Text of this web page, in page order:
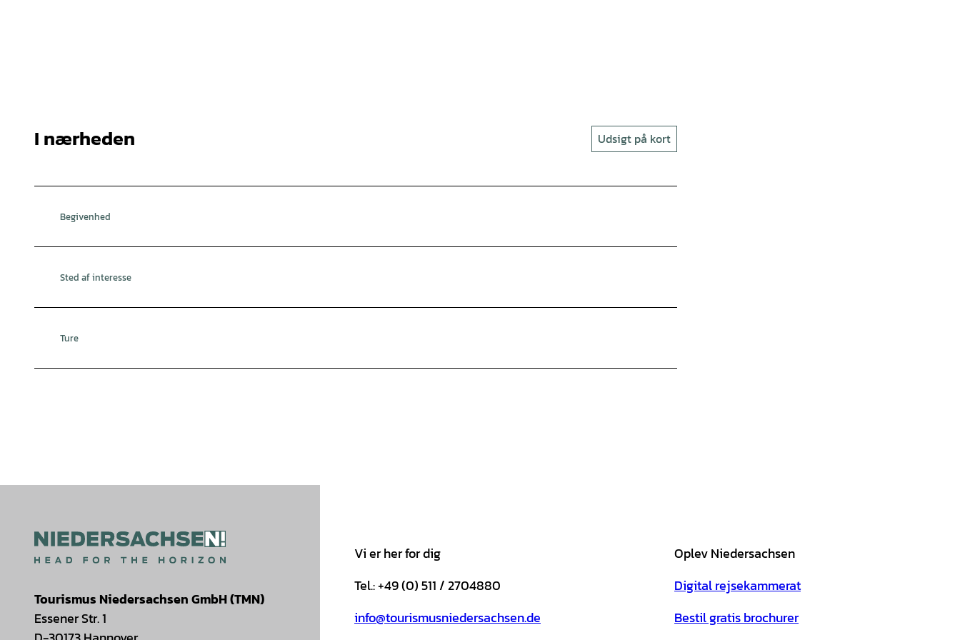
I nærheden Udsigt på kort
Begivenhed
Sted af interesse
Ture
Tourismus Niedersachsen GmbH (TMN)
Essener Str. 1
Vi er her for dig
Tel.: +49 (0) 511 / 2704880
info@tourismusniedersachsen.de
Oplev Niedersachsen
Digital rejsekammerat
Bestil gratis brochurer